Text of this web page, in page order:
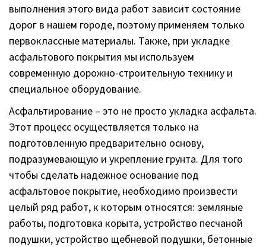
выполнения этого вида работ зависит состояние
дорог в нашем городе, поэтому применяем только
первоклассные материалы. Также, при укладке
асфальтового покрытия мы используем
современную дорожно-строительную технику и
специальное оборудование.
Асфальтирование – это не просто укладка асфальта.
Этот процесс осуществляется только на
подготовленную предварительно основу,
подразумевающую и укрепление грунта. Для того
чтобы сделать надежное основание под
асфальтовое покрытие, необходимо произвести
целый ряд работ, к которым относятся: земляные
работы, подготовка корыта, устройство песчаной
подушки, устройство щебневой подушки, бетонные